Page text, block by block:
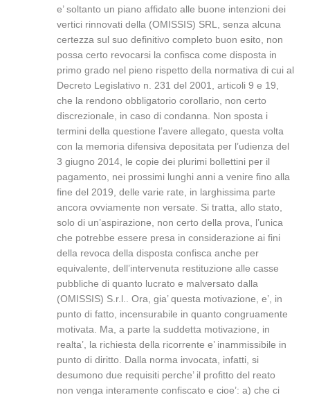
e’ soltanto un piano affidato alle buone intenzioni dei
vertici rinnovati della (OMISSIS) SRL, senza alcuna
certezza sul suo definitivo completo buon esito, non
possa certo revocarsi la confisca come disposta in
primo grado nel pieno rispetto della normativa di cui al
Decreto Legislativo n. 231 del 2001, articoli 9 e 19,
che la rendono obbligatorio corollario, non certo
discrezionale, in caso di condanna. Non sposta i
termini della questione l’avere allegato, questa volta
con la memoria difensiva depositata per l’udienza del
3 giugno 2014, le copie dei plurimi bollettini per il
pagamento, nei prossimi lunghi anni a venire fino alla
fine del 2019, delle varie rate, in larghissima parte
ancora ovviamente non versate. Si tratta, allo stato,
solo di un’aspirazione, non certo della prova, l’unica
che potrebbe essere presa in considerazione ai fini
della revoca della disposta confisca anche per
equivalente, dell’intervenuta restituzione alle casse
pubbliche di quanto lucrato e malversato dalla
(OMISSIS) S.r.l.. Ora, gia’ questa motivazione, e’, in
punto di fatto, incensurabile in quanto congruamente
motivata. Ma, a parte la suddetta motivazione, in
realta’, la richiesta della ricorrente e’ inammissibile in
punto di diritto. Dalla norma invocata, infatti, si
desumono due requisiti perche’ il profitto del reato
non venga interamente confiscato e cioe’: a) che ci